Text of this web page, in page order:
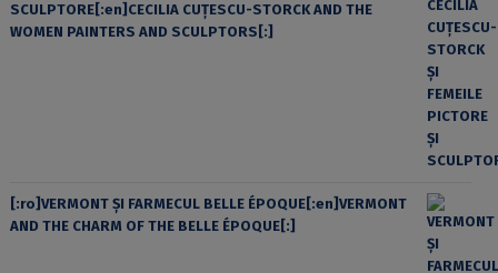
SCULPTORE[:en]CECILIA CUŢESCU-STORCK AND THE
WOMEN PAINTERS AND SCULPTORS[:]
[:ro]VERMONT ȘI FARMECUL BELLE ÉPOQUE[:en]VERMONT
AND THE CHARM OF THE BELLE ÉPOQUE[:]